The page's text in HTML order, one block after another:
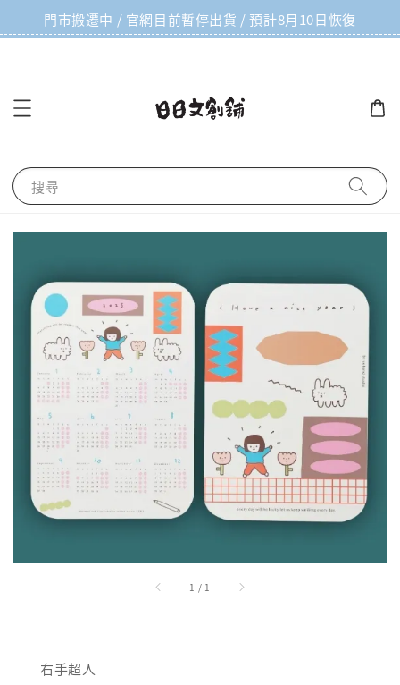
門市搬遷中 / 官網目前暫停出貨 / 預計8月10日恢復
搜尋
1 / 1
右手超人